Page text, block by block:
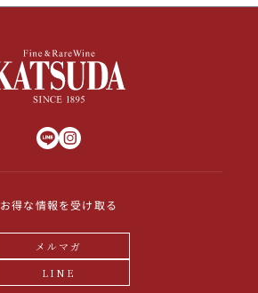
お得な情報を受け取る
メルマガ
LINE